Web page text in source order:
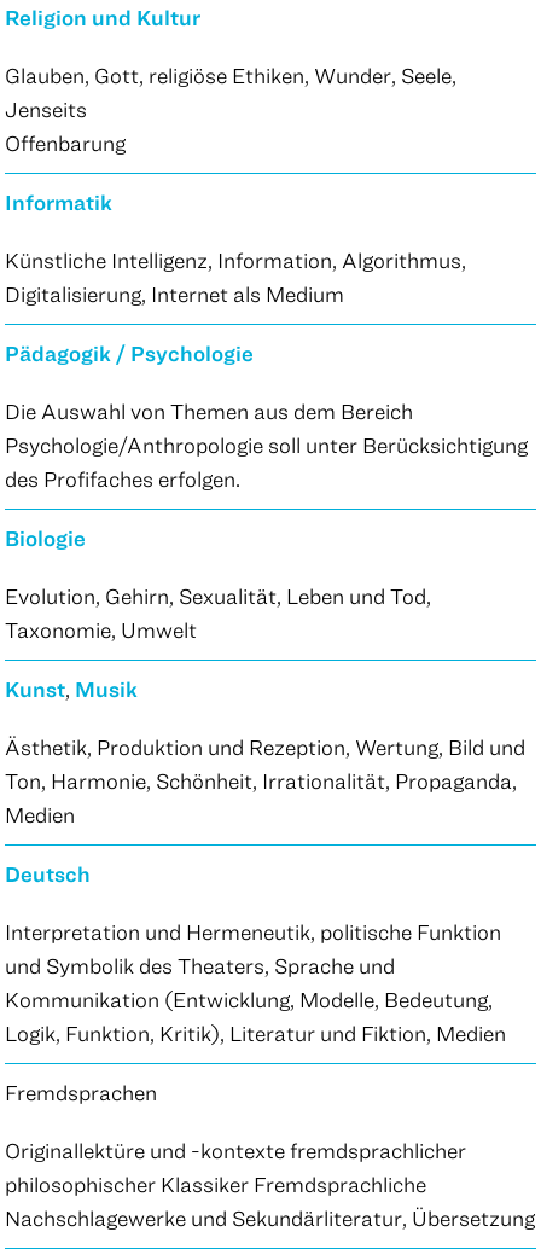
Religion und Kultur
Glauben, Gott, religiöse Ethiken, Wunder, Seele,
Jenseits
Offenbarung
Informatik
Künstliche Intelligenz, Information, Algorithmus,
Digitalisierung, Internet als Medium
Pädagogik / Psychologie
Die Auswahl von Themen aus dem Bereich
Psychologie/Anthropologie soll unter Berücksichtigung
des Profifaches erfolgen.
Biologie
Evolution, Gehirn, Sexualität, Leben und Tod,
Taxonomie, Umwelt
Kunst, Musik
Ästhetik, Produktion und Rezeption, Wertung, Bild und
Ton, Harmonie, Schönheit, Irrationalität, Propaganda,
Medien
Deutsch
Interpretation und Hermeneutik, politische Funktion
und Symbolik des Theaters, Sprache und
Kommunikation (Entwicklung, Modelle, Bedeutung,
Logik, Funktion, Kritik), Literatur und Fiktion, Medien
Fremdsprachen
Originallektüre und -kontexte fremdsprachlicher
philosophischer Klassiker Fremdsprachliche
Nachschlagewerke und Sekundärliteratur, Übersetzung